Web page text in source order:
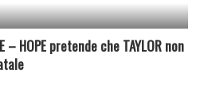
– HOPE pretende che TAYLOR non